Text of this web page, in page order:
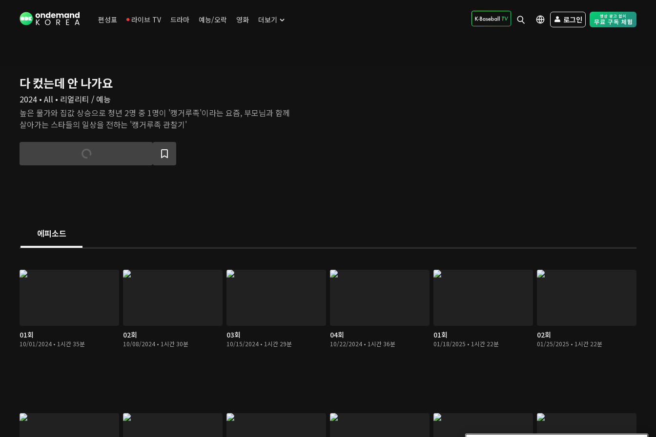
편성표 라이브 TV 드라마 예능/오락 영화 더보기 로그인 Free Trial -
다 컸는데 안 나가요
2024 • All • 리얼리티 / 예능
높은 물가와 집값 상승으로 청년 2명 중 1명이 '캥거루족'이라는 요즘, 부모님과 함께
살아가는 스타들의 일상을 전하는 '캥거루족 관찰기'
에피소드
01회
10/01/2024 • 1시간 35분
02회
10/08/2024 • 1시간 30분
03회
10/15/2024 • 1시간 29분
04회
10/22/2024 • 1시간 36분
01회
01/18/2025 • 1시간 22분
02회
01/25/2025 • 1시간 22분